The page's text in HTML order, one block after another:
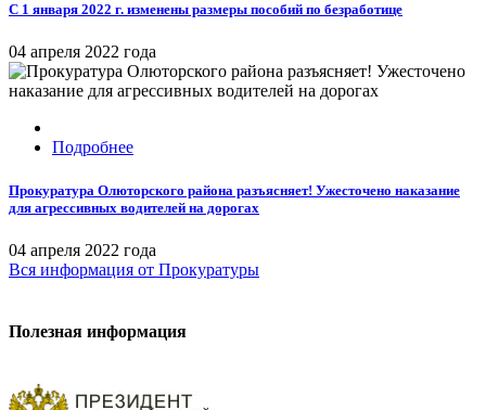
С 1 января 2022 г. изменены размеры пособий по безработице
04 апреля 2022 года
Подробнее
Прокуратура Олюторского района разъясняет! Ужесточено наказание
для агрессивных водителей на дорогах
04 апреля 2022 года
Вся информация от Прокуратуры
Полезная информация